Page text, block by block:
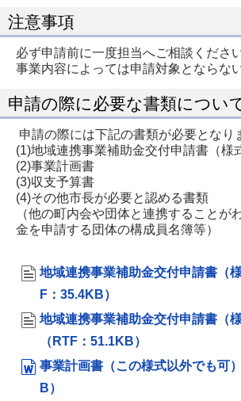
注意事項
必ず申請前に一度担当へご相談ください
事業内容によっては申請対象とならな
申請の際に必要な書類につい
申請の際には下記の書類が必要となり
(1)地域連携事業補助金交付申請書（様
(2)事業計画書
(3)収支予算書
(4)その他市長が必要と認める書類
（他の町内会や団体と連携することが
金を申請する団体の構成員名簿等）
地域連携事業補助金交付申請書（
F：35.4KB）
地域連携事業補助金交付申請書（
（RTF：51.1KB）
事業計画書（この様式以外でも可
B）